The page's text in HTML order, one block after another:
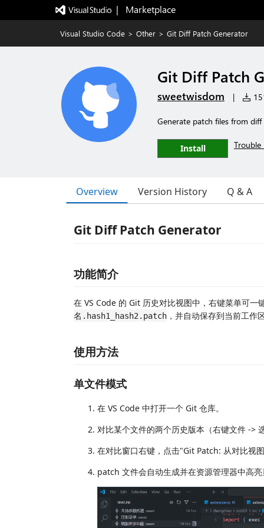
|   Marketplace
Visual Studio Code > Other > Git Diff Patch Generator
Git Diff Patch
sweetwisdom |
Generate patch files from
Install Trouble
Overview Version History Q & A
Git Diff Patch Generator
功能简介
在 VS Code 的 Git 历史对比视图中，右键菜单可
名.hash1_hash2.patch ，并自动保存到当前工作
使用方法
单文件模式
在 VS Code 中打开一个 Git 仓库。
对比某个文件的两个历史版本（右键文件 ->
在对比窗口右键，点击"Git Patch: 从对比视
patch 文件会自动生成并在资源管理器中高